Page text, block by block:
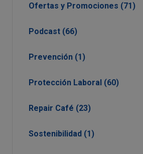
Ofertas y Promociones (71)
Podcast (66)
Prevención (1)
Protección Laboral (60)
Repair Café (23)
Sostenibilidad (1)